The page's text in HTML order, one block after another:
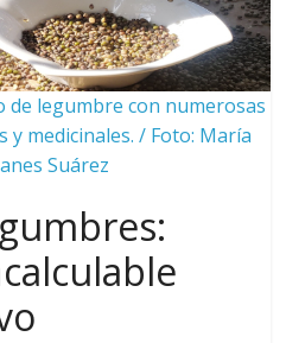
legumbre con numerosas
y medicinales. / Foto: María
Suárez